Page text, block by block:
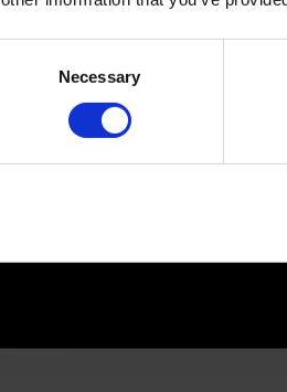
Necessary